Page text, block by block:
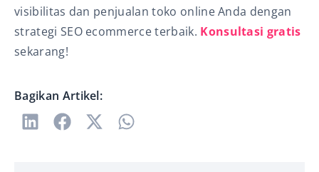
visibilitas dan penjualan toko online Anda dengan
strategi SEO ecommerce terbaik. Konsultasi gratis
sekarang!
Bagikan Artikel: